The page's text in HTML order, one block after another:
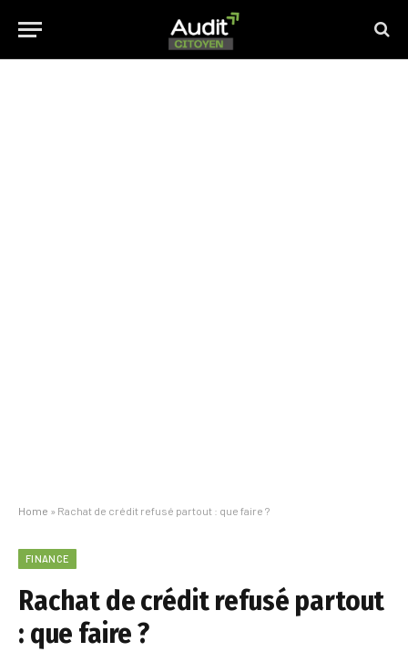
Home » Rachat de crédit refusé partout : que faire ?
FINANCE
Rachat de crédit refusé partout
: que faire ?